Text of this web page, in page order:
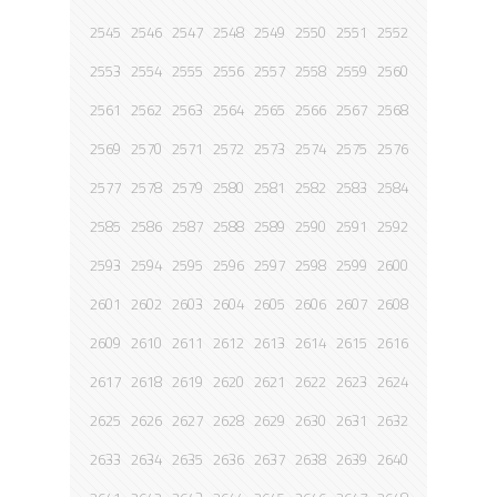
2545 2546 2547 2548 2549 2550 2551 2552
2553 2554 2555 2556 2557 2558 2559 2560
2561 2562 2563 2564 2565 2566 2567 2568
2569 2570 2571 2572 2573 2574 2575 2576
2577 2578 2579 2580 2581 2582 2583 2584
2585 2586 2587 2588 2589 2590 2591 2592
2593 2594 2595 2596 2597 2598 2599 2600
2601 2602 2603 2604 2605 2606 2607 2608
2609 2610 2611 2612 2613 2614 2615 2616
2617 2618 2619 2620 2621 2622 2623 2624
2625 2626 2627 2628 2629 2630 2631 2632
2633 2634 2635 2636 2637 2638 2639 2640